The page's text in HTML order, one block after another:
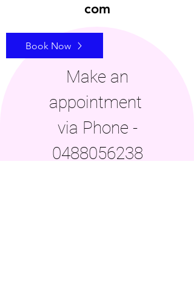
com
Book Now
Make an
appointment
via Phone -
0488056238